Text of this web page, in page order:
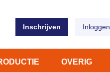
Inschrijven Inloggen
OVERIG